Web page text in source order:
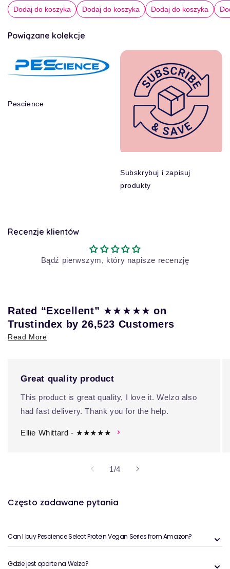
cena
Dodaj do koszyka Dodaj do koszyka Dodaj do koszyka
Powiązane kolekcje
Pescience
Subskrybuj i zapisuj
produkty
Recenzje klientów
Bądź pierwszym, który napisze recenzję
Rated “Excellent” ★★★★★on
Trustindex by 26,523 Customers
Read More
Great quality product
This product is great quality, I love it. Welzo also
had fast delivery. Thank you for the help.
Ellie Whittard - ★★★★★
1/z4
Często zadawane pytania
Can I buy Pescience Select Protein Vegan Series from Amazon?
Gdzie jest oparte na Welzo?